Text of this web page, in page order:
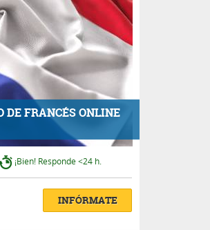
DE FRANCÉS ONLINE
¡Bien! Responde <24 h.
INFÓRMATE